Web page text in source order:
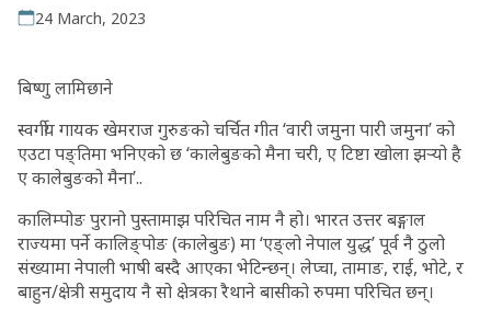
24 March, 2023
बिष्णु लामिछाने
स्वर्गीय गायक खेमराज गुरुङको चर्चित गीत ‘वारी जमुना पारी जमुना’ को
एउटा पङ्तिमा भनिएको छ ‘कालेबुङको मैना चरी, ए टिष्टा खोला झर्‍यो है
ए कालेबुङको मैना’..
कालिम्पोङ पुरानो पुस्तामाझ परिचित नाम नै हो। भारत उत्तर बङ्गाल
राज्यमा पर्ने कालिङ्पोङ (कालेबुङ) मा ‘एङ्लो नेपाल युद्ध’ पूर्व नै ठुलो
संख्यामा नेपाली भाषी बस्दै आएका भेटिन्छन्। लेप्चा, तामाङ, राई, भोटे, र
बाहुन/क्षेत्री समुदाय नै सो क्षेत्रका रैथाने बासीको रुपमा परिचित छन्।